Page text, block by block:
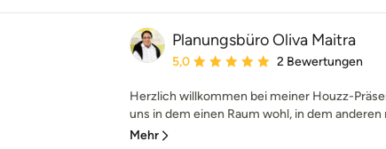
Planungsbüro Oliva Maitra
Durchschnittliche Bewertung: 5 von 5
5,0 2 Bewertungen
Herzlich willkommen bei meiner Houzz-
uns in dem einen Raum wohl, in dem anderen
Mehr